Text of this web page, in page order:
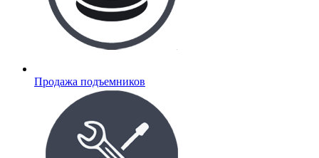
Продажа подъемников